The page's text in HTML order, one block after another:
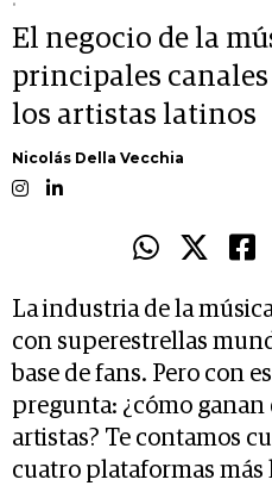
El negocio de la
principales
los artistas latinos
Nicolás Della Vecchia
La industria de la
con superestrellas
base de fans. Pero con
pregunta: ¿cómo
artistas? Te contamos
cuatro plataformas más